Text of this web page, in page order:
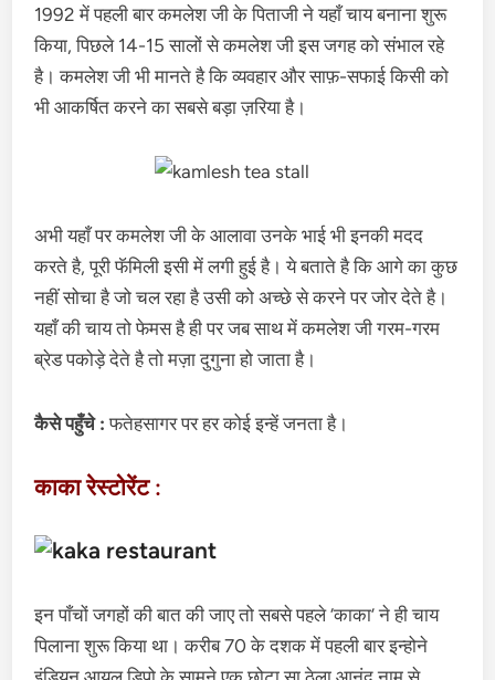
1992 में पहली बार कमलेश जी के पिताजी ने यहाँ चाय बनाना शुरू
किया, पिछले 14-15 सालों से कमलेश जी इस जगह को संभाल रहे
है। कमलेश जी भी मानते है कि व्यवहार और साफ़-सफाई किसी को
भी आकर्षित करने का सबसे बड़ा ज़रिया है।
अभी यहाँ पर कमलेश जी के आलावा उनके भाई भी इनकी मदद
करते है, पूरी फॅमिली इसी में लगी हुई है। ये बताते है कि आगे का कुछ
नहीं सोचा है जो चल रहा है उसी को अच्छे से करने पर जोर देते है।
यहाँ की चाय तो फेमस है ही पर जब साथ में कमलेश जी गरम-गरम
ब्रेड पकोड़े देते है तो मज़ा दुगुना हो जाता है।
कैसे पहुँचे : फतेहसागर पर हर कोई इन्हें जनता है।
काका रेस्टोरेंट :
इन पाँचों जगहों की बात की जाए तो सबसे पहले ‘काका’ ने ही चाय
पिलाना शुरू किया था। करीब 70 के दशक में पहली बार इन्होने